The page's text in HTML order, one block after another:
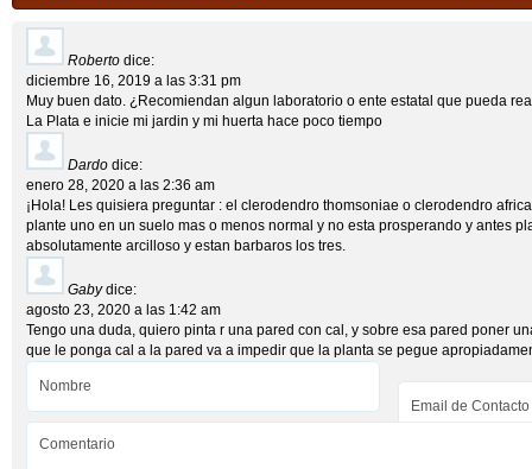
Roberto dice:
diciembre 16, 2019 a las 3:31 pm
Muy buen dato. ¿Recomiendan algun laboratorio o ente estatal que pueda
La Plata e inicie mi jardin y mi huerta hace poco tiempo
Dardo dice:
enero 28, 2020 a las 2:36 am
¡Hola! Les quisiera preguntar : el clerodendro thomsoniae o clerodendro
plante uno en un suelo mas o menos normal y no esta prosperando y antes
absolutamente arcilloso y estan barbaros los tres.
Gaby dice:
agosto 23, 2020 a las 1:42 am
Tengo una duda, quiero pinta r una pared con cal, y sobre esa pared poner
que le ponga cal a la pared va a impedir que la planta se pegue